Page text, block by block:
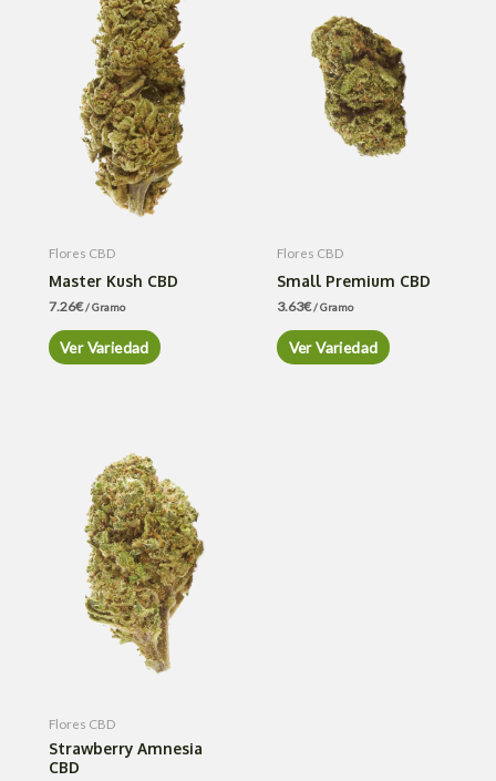
Flores CBD
Master Kush CBD
7.26€/ Gramo
Ver Variedad
Flores CBD
Small Premium CBD
3.63€/ Gramo
Ver Variedad
Flores CBD
Strawberry Amnesia
CBD